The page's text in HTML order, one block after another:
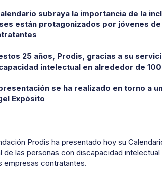
subraya la importancia de la
están protagonizados por jóvenes
25 años, Prodis, gracias a su
intelectual en alrededor de
se ha realizado en torno a
Expósito
Prodis ha presentado hoy su
de las personas con discapacidad intelectual
empresas contratantes.